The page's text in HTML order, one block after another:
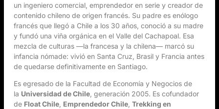
un ingeniero comercial, emprendedor en serie y creador de
contenido chileno de origen francés. Su padre es enólogo
francés que llegó a Chile a los 30 años, conoció a su madre
y fundó una viña orgánica en el Valle del Cachapoal. Esa
mezcla de culturas —la francesa y la chilena— marcó su
infancia nómade: vivió en Santa Cruz, Brasil y Francia antes
de quedarse definitivamente en Santiago.
Es egresado de la Facultad de Economía y Negocios de
la Universidad de Chile , generación 2005. Es cofundador
de Float Chile Emprendedor Chile Trekking en